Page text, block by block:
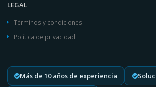
LEGAL
Términos y condiciones
Política de privacidad
Más de 10 años de experiencia